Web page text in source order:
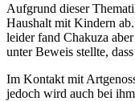
Aufgrund dieser
Haushalt mit Kindern
leider fand Chakuza
unter Beweis stellte,
Im Kontakt mit
jedoch wird auch bei